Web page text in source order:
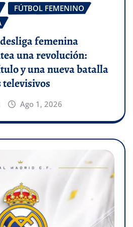
FÚTBOL FEMENINO
femenina
una revolución:
y una nueva batalla
televisivos
Ago 1, 2026